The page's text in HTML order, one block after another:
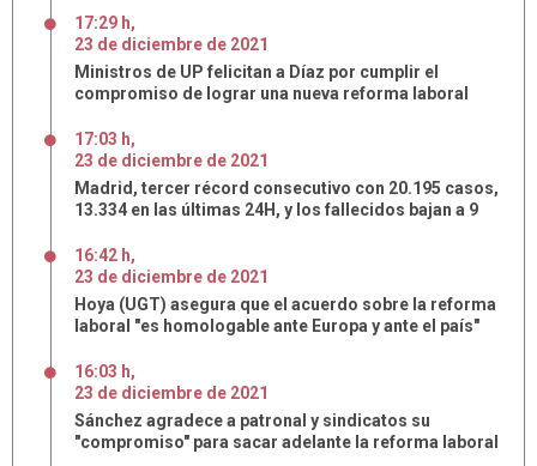
17:29 h,
23 de diciembre de 2021
Ministros de UP felicitan a Díaz por cumplir el
compromiso de lograr una nueva reforma laboral
17:03 h,
23 de diciembre de 2021
Madrid, tercer récord consecutivo con 20.195 casos,
13.334 en las últimas 24H, y los fallecidos bajan a 9
16:42 h,
23 de diciembre de 2021
Hoya (UGT) asegura que el acuerdo sobre la reforma
laboral "es homologable ante Europa y ante el país"
16:03 h,
23 de diciembre de 2021
Sánchez agradece a patronal y sindicatos su
"compromiso" para sacar adelante la reforma laboral